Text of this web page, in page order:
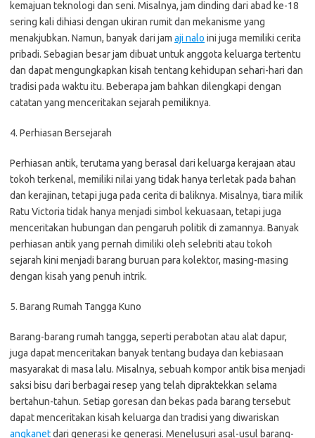
kemajuan teknologi dan seni. Misalnya, jam dinding dari abad ke-18
sering kali dihiasi dengan ukiran rumit dan mekanisme yang
menakjubkan. Namun, banyak dari jam aji nalo ini juga memiliki cerita
pribadi. Sebagian besar jam dibuat untuk anggota keluarga tertentu
dan dapat mengungkapkan kisah tentang kehidupan sehari-hari dan
tradisi pada waktu itu. Beberapa jam bahkan dilengkapi dengan
catatan yang menceritakan sejarah pemiliknya.
4. Perhiasan Bersejarah
Perhiasan antik, terutama yang berasal dari keluarga kerajaan atau
tokoh terkenal, memiliki nilai yang tidak hanya terletak pada bahan
dan kerajinan, tetapi juga pada cerita di baliknya. Misalnya, tiara milik
Ratu Victoria tidak hanya menjadi simbol kekuasaan, tetapi juga
menceritakan hubungan dan pengaruh politik di zamannya. Banyak
perhiasan antik yang pernah dimiliki oleh selebriti atau tokoh
sejarah kini menjadi barang buruan para kolektor, masing-masing
dengan kisah yang penuh intrik.
5. Barang Rumah Tangga Kuno
Barang-barang rumah tangga, seperti perabotan atau alat dapur,
juga dapat menceritakan banyak tentang budaya dan kebiasaan
masyarakat di masa lalu. Misalnya, sebuah kompor antik bisa menjadi
saksi bisu dari berbagai resep yang telah dipraktekkan selama
bertahun-tahun. Setiap goresan dan bekas pada barang tersebut
dapat menceritakan kisah keluarga dan tradisi yang diwariskan
angkanetdari generasi ke generasi. Menelusuri asal-usul barang-